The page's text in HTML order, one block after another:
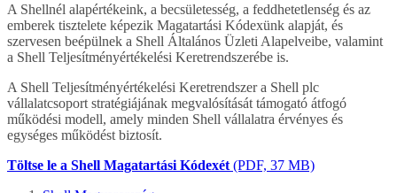
A Shellnél alapértékeink, a becsületesség, a feddhetetlenség és az
emberek tisztelete képezik Magatartási Kódexünk alapját, és
szervesen beépülnek a Shell Általános Üzleti Alapelveibe, valamint
a Shell Teljesítményértékelési Keretrendszerébe is.
A Shell Teljesítményértékelési Keretrendszer a Shell plc
vállalatcsoport stratégiájának megvalósítását támogató átfogó
működési modell, amely minden Shell vállalatra érvényes és
egységes működést biztosít.
Töltse le a Shell Magatartási Kódexét (PDF, 37 MB)